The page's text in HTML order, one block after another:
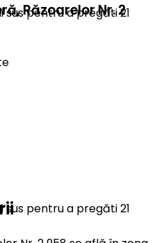
pentru a pregăti 21
,Răzoarelor Nr. 2
pentru a pregăti 21